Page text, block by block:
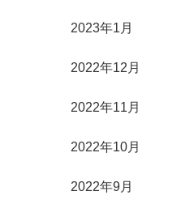
2023年1月
2022年12月
2022年11月
2022年10月
2022年9月